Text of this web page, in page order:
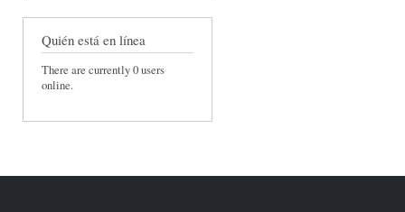
Quién está en línea
There are currently 0 users
online.